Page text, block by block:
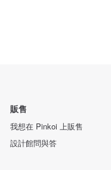
販售
我想在 Pinkoi 上販售
設計館問與答